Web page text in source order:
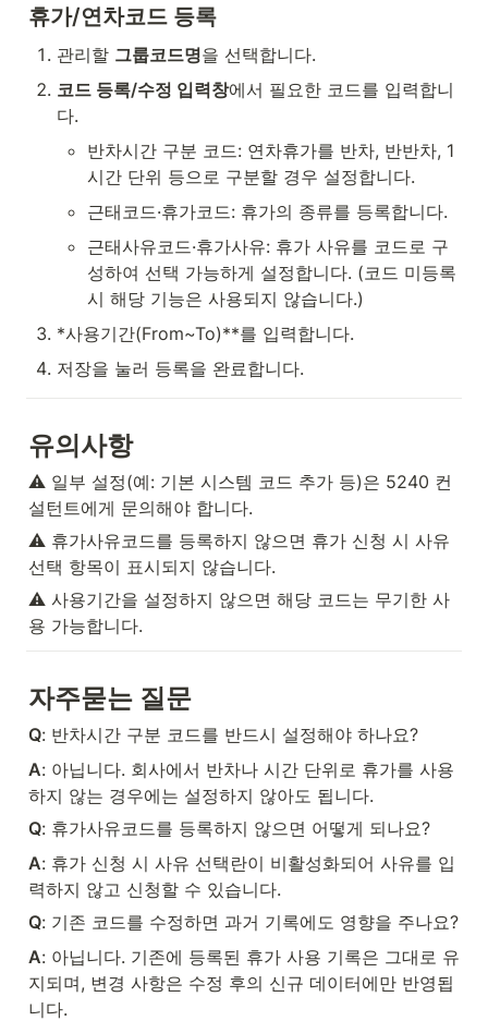
휴가/연차코드 등록
관리할 그룹코드명을 선택합니다.
코드 등록/수정 입력창에서 필요한 코드를 입력합니
다.
반차시간 구분 코드: 연차휴가를 반차, 반반차, 1
시간 단위 등으로 구분할 경우 설정합니다.
근태코드·휴가코드: 휴가의 종류를 등록합니다.
근태사유코드·휴가사유: 휴가 사유를 코드로 구
성하여 선택 가능하게 설정합니다. (코드 미등록
시 해당 기능은 사용되지 않습니다.)
*사용기간(From~To)**를 입력합니다.
저장을 눌러 등록을 완료합니다.
유의사항
⚠️ 일부 설정(예: 기본 시스템 코드 추가 등)은 5240 컨
설턴트에게 문의해야 합니다.
⚠️ 휴가사유코드를 등록하지 않으면 휴가 신청 시 사유
선택 항목이 표시되지 않습니다.
⚠️ 사용기간을 설정하지 않으면 해당 코드는 무기한 사
용 가능합니다.
자주묻는 질문
Q: 반차시간 구분 코드를 반드시 설정해야 하나요?
A: 아닙니다. 회사에서 반차나 시간 단위로 휴가를 사용
하지 않는 경우에는 설정하지 않아도 됩니다.
Q: 휴가사유코드를 등록하지 않으면 어떻게 되나요?
A: 휴가 신청 시 사유 선택란이 비활성화되어 사유를 입
력하지 않고 신청할 수 있습니다.
Q: 기존 코드를 수정하면 과거 기록에도 영향을 주나요?
A: 아닙니다. 기존에 등록된 휴가 사용 기록은 그대로 유
지되며, 변경 사항은 수정 후의 신규 데이터에만 반영됩
니다.